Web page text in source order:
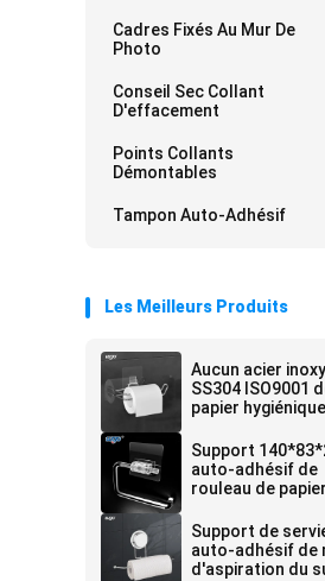
Cadres Fixés Au Mur De
Photo
Conseil Sec Collant
D'effacement
Points Collants
Démontables
Tampon Auto-Adhésif
Les Meilleurs Produits
Aucun acier
SS304 ISO9001
papier
support auto-
de rouleau
Support
auto-adhésif de
rouleau de papier
soie de soie
libre du
CAF
Support de
auto-adhésif de
d'aspiration du